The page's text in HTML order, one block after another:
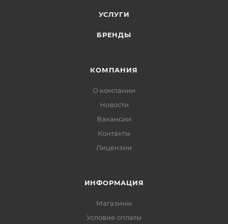
УСЛУГИ
БРЕНДЫ
КОМПАНИЯ
О компании
Новости
Вакансии
Контакты
Лицензии
ИНФОРМАЦИЯ
Магазины
Условия оплаты